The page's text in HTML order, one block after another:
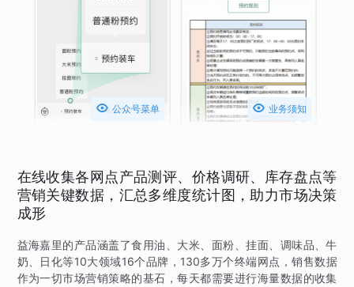
 公众号菜单  业务须知
在线收集各网点产品测评、价格调研、库存盘点等
营销关键数据，汇总多维度统计图，助力市场决策
成形
益海嘉里的产品涵盖了食用油、大米、面粉、挂面、调味品、牛
奶、日化等10大领域16个品牌，130多万个终端网点，销售数据
作为一切市场营销策略的基石，每天都需要进行海量数据的收集